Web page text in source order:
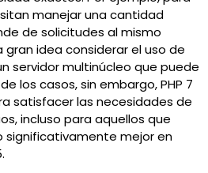
manejar una cantidad
de solicitudes al mismo
gran idea considerar el uso de
servidor multinúcleo que puede
los casos, sin embargo, PHP 7
satisfacer las necesidades de
incluso para aquellos que
significativamente mejor en